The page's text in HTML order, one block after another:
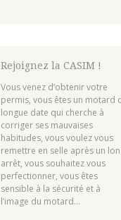
Rejoignez la CASIM !
Vous venez d’obtenir votre
permis, vous êtes un motard
longue date qui cherche à
corriger ses mauvaises
habitudes, vous voulez vous
remettre en selle après un
arrêt, vous souhaitez vous
perfectionner, vous êtes
sensible à la sécurité et à
l’image du motard…